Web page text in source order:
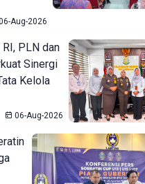
Aug-2026
PLN dan
Sinergi
Kelola
06-Aug-2026